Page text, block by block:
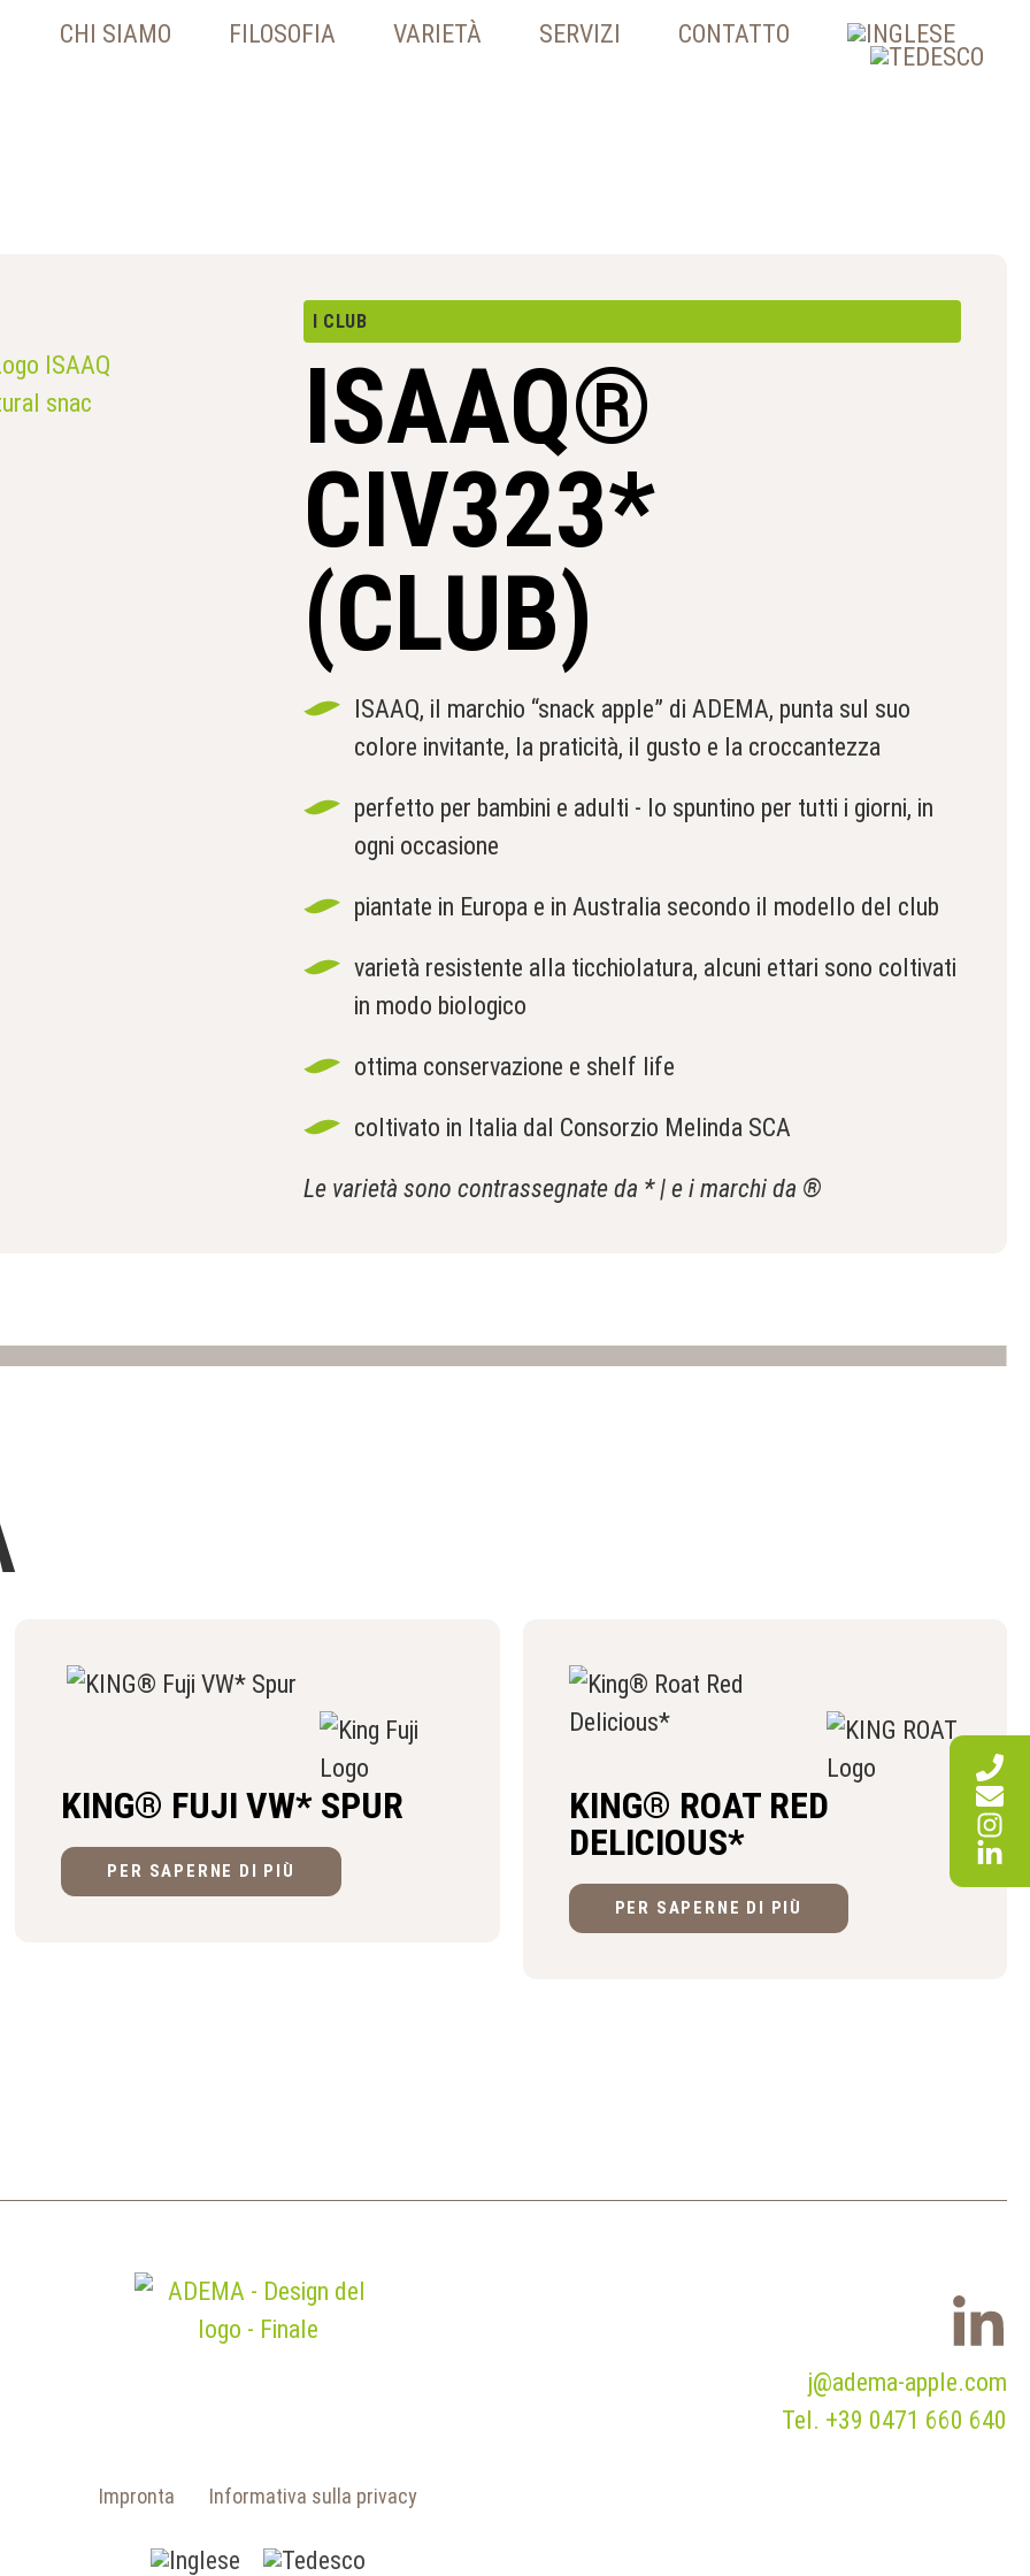
CHI SIAMO FILOSOFIA VARIETÀ SERVIZI CONTATTO
I CLUB
ISAAQ®
CIV323*
(CLUB)
ISAAQ, il marchio “snack apple” di ADEMA, punta sul suo
colore invitante, la praticità, il gusto e la croccantezza
perfetto per bambini e adulti - lo spuntino per tutti i giorni, in
ogni occasione
piantate in Europa e in Australia secondo il modello del club
varietà resistente alla ticchiolatura, alcuni ettari sono coltivati
in modo biologico
ottima conservazione e shelf life
coltivato in Italia dal Consorzio Melinda SCA
Le varietà sono contrassegnate da * | e i marchi da ®
KING® FUJI VW* SPUR
PER SAPERNE DI PIÙ
KING® ROAT RED
DELICIOUS*
PER SAPERNE DI PIÙ
j@adema-apple.com
Tel. +39 0471 660 640
Impronta Informativa sulla privacy